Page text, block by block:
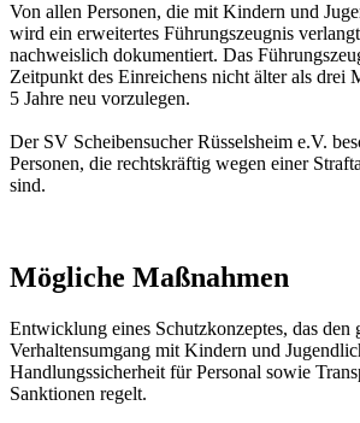
Von allen Personen, die mit Kindern und
wird ein erweitertes Führungszeugnis
nachweislich dokumentiert. Das
Zeitpunkt des Einreichens nicht älter als drei
5 Jahre neu vorzulegen.
Der SV Scheibensucher Rüsselsheim e.V.
Personen, die rechtskräftig wegen einer
sind.
Mögliche Maßnahmen
Entwicklung eines Schutzkonzeptes, das den
Verhaltensumgang mit Kindern und
Handlungssicherheit für Personal sowie
Sanktionen regelt.